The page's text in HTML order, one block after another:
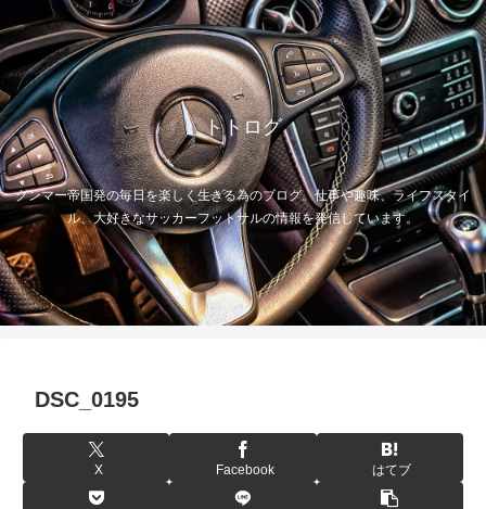
トトログ
グンマー帝国発の毎日を楽しく生きる為のブログ。仕事や趣味、ライフスタイ
ル、大好きなサッカーフットサルの情報を発信しています。
DSC_0195
X Facebook はてブ